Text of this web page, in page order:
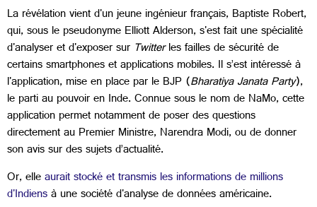
La révélation vient d'un jeune ingénieur français, Baptiste Robert,
qui, sous le pseudonyme Elliott Alderson, s'est fait une spécialité
d'analyser et d'exposer sur Twitterles failles de sécurité de
certains smartphones et applications mobiles. Il s’est intéressé à
l'application, mise en place par le BJP (Bharatiya Janata Party),
le parti au pouvoir en Inde. Connue sous le nom de NaMo, cette
application permet notamment de poser des questions
directement au Premier Ministre, Narendra Modi, ou de donner
son avis sur des sujets d’actualité.
Or, elleaurait stocké et transmis les informations de millions
d'Indiensà une société d'analyse de données américaine.